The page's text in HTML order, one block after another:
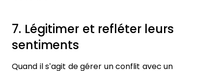
7. Légitimer et refléter leurs
sentiments
Quand il s’agit de gérer un conflit avec un